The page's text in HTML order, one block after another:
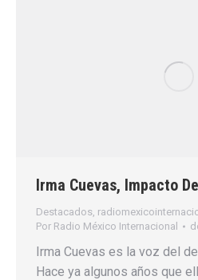
Irma Cuevas, Impacto
Destacados
Por Radio México Internacional
Irma Cuevas es la voz del
Hace ya algunos años que